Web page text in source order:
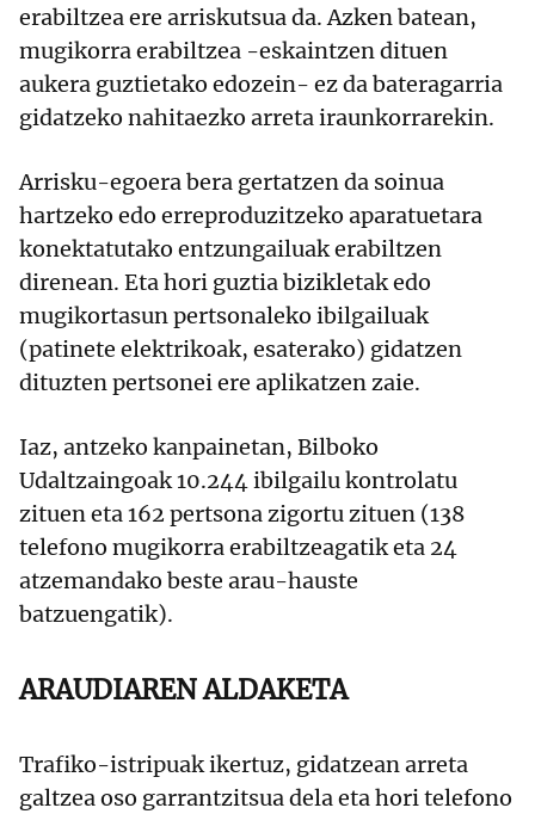
erabiltzea ere arriskutsua da. Azken batean,
mugikorra erabiltzea -eskaintzen dituen
aukera guztietako edozein- ez da bateragarria
gidatzeko nahitaezko arreta iraunkorrarekin.
Arrisku-egoera bera gertatzen da soinua
hartzeko edo erreproduzitzeko aparatuetara
konektatutako entzungailuak erabiltzen
direnean. Eta hori guztia bizikletak edo
mugikortasun pertsonaleko ibilgailuak
(patinete elektrikoak, esaterako) gidatzen
dituzten pertsonei ere aplikatzen zaie.
Iaz, antzeko kanpainetan, Bilboko
Udaltzaingoak 10.244 ibilgailu kontrolatu
zituen eta 162 pertsona zigortu zituen (138
telefono mugikorra erabiltzeagatik eta 24
atzemandako beste arau-hauste
batzuengatik).
ARAUDIAREN ALDAKETA
Trafiko-istripuak ikertuz, gidatzean arreta
galtzea oso garrantzitsua dela eta hori telefono